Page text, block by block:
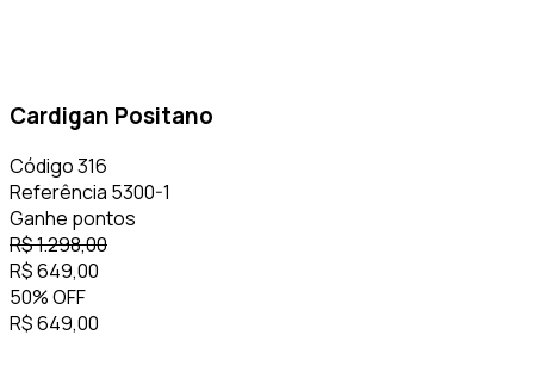
Cardigan Positano
Código316
Referência 5300-1
Ganhe pontos
R$1.298,00
R$649,00
50%OFF
R$649,00